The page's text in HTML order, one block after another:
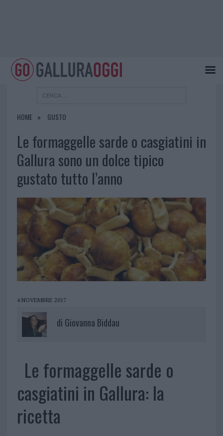
HOME GUSTO
Le formaggelle sarde o casgiatini in
Gallura sono un dolce tipico
gustato tutto l’anno
4 NOVEMBRE 2017
di Giovanna Biddau
Le formaggelle sarde o
casgiatini in Gallura: la
ricetta